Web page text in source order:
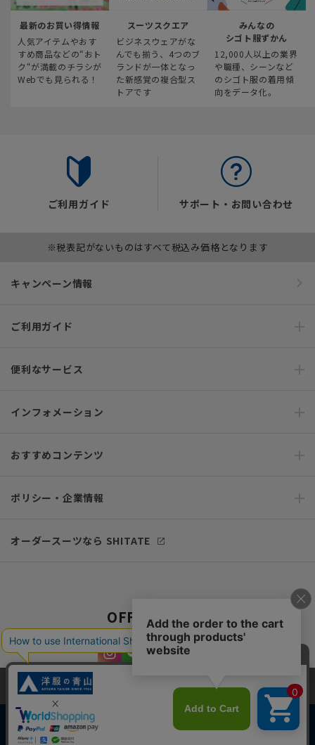
最新のお買い得情報
人気アイテムやおす
すめ商品などの“おト
ク“が満載のチラシが
Webでも見られる！
スーツスクエア
ビジネスウェアがな
んでも揃う、4つのブ
ランドが一体となっ
た新感覚の複合型ス
トアです
みんなの
シゴト服ずかん
12,000人以上の業界
や職種、シーンなど
のシゴト服の着用傾
向をデータ化。
ご利用ガイド サポート・お問い合わせ
※税表記がないものはすべて税込み価格となります
キャンペーン情報
ご利用ガイド
便利なサービス
インフォメーション
おすすめコンテンツ
ポリシー・企業情報
オーダースーツなら SHITATE
OFFICIAL SNS
当サイトでは、快適な閲覧体験とコンテンツ改善のためにCookieを使用
しています。閲覧を続けることで、Cookieの使用に同意したものとみな
します。詳細については